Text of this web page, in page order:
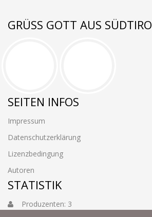
GRÜSS GOTT AUS SÜDTIROL
SEITEN INFOS
Impressum
Datenschutzerklärung
Lizenzbedingung
Autoren
STATISTIK
Produzenten: 3